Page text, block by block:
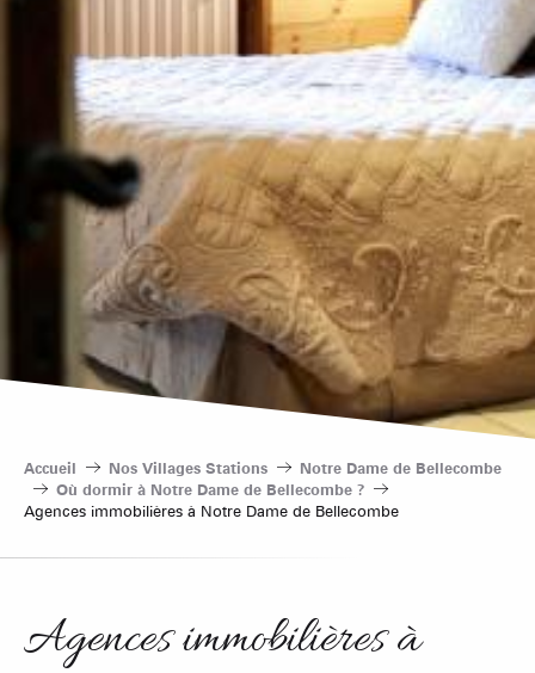
Accueil Nos Villages Stations
Notre Dame de Bellecombe
Où dormir à Notre Dame de Bellecombe ?
Agences immobilières à Notre Dame de Bellecombe
Agences immobilières à